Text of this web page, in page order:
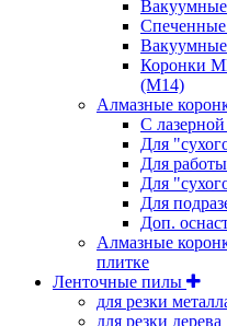
Коронки
(М14)
Алмазные
С
Для
Для
Для
Для
Доп.
Алмазные
плитке
Ленточные пилы
для резки
для резки дерева